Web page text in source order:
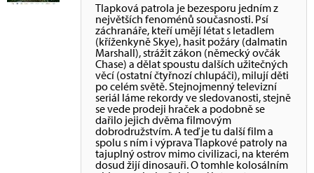
Tlapková patrola je bezesporu jedním z
největších fenoménů současnosti. Psí
záchranáře, kteří umějí létat s letadlem
(kříženkyně Skye), hasit požáry (dalmatin
Marshall), strážit zákon (německý ovčák
Chase) a dělat spoustu dalších užitečných
věcí (ostatní čtyřnozí chlupáči), milují děti
po celém světě. Stejnojmenný televizní
seriál láme rekordy ve sledovanosti, stejně
se vede prodeji hraček a podobně se
dařilo jejich dvěma filmovým
dobrodružstvím. A teď je tu další film a
spolu s ním i výprava Tlapkové patroly na
tajuplný ostrov mimo civilizaci, na kterém
dosud žijí dinosauři. O tomhle kolosálním